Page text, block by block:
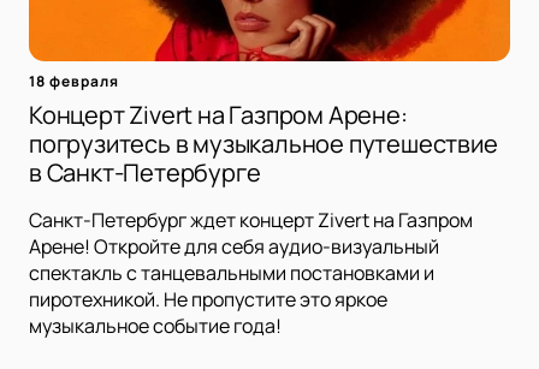
18 февраля
Концерт Zivert на Газпром Арене:
погрузитесь в музыкальное путешествие
в Санкт-Петербурге
Санкт-Петербург ждет концерт Zivert на Газпром
Арене! Откройте для себя аудио-визуальный
спектакль с танцевальными постановками и
пиротехникой. Не пропустите это яркое
музыкальное событие года!